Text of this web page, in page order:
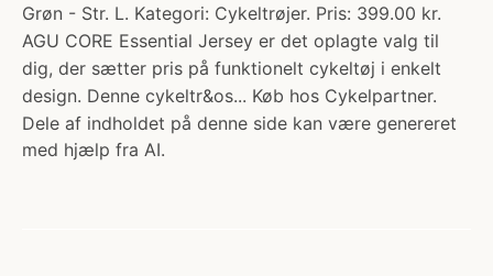
Grøn - Str. L. Kategori: Cykeltrøjer. Pris: 399.00 kr.
AGU CORE Essential Jersey er det oplagte valg til
dig, der sætter pris på funktionelt cykeltøj i enkelt
design. Denne cykeltr&os... Køb hos Cykelpartner.
Dele af indholdet på denne side kan være genereret
med hjælp fra AI.